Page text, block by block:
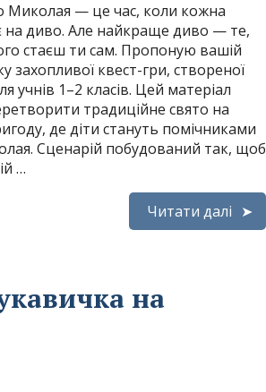
Миколая — це час, коли кожна
на диво. Але найкраще диво — те,
стаєш ти сам. Пропоную вашій
захопливої квест-гри, створеної
учнів 1–2 класів. Цей матеріал
традиційне свято на
де діти стануть помічниками
Сценарій побудований так, щоб
…
Читати далі
на